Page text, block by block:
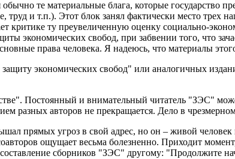
те материальные блага, которые государство
труд и т.п.). Этот блок занял фактически место
критике ту преувеличенную оценку социально-
экономических свобод, при забвении того, что
права человека. Я надеюсь, что материалы
экономических свобод" или аналогичных
Постоянный и внимательный читатель "ЗЭС"
разных авторов не прекращается. Дело в
прямых угроз в свой адрес, но он – живой человек
ощущает весьма болезненно. Приходит
сборников "ЗЭС" другому: "Продолжите